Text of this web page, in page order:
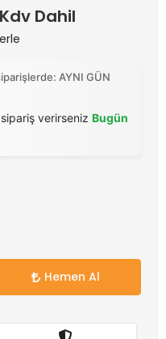
Dahil
AYNI GÜN
verirseniz Bugün
Hemen Al